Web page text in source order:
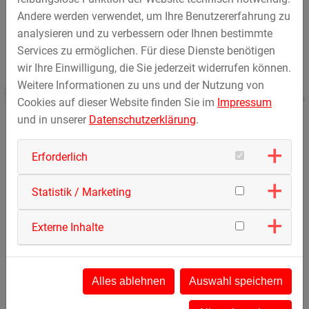
20 Personen/Zug
pph: 820
Beim Laden des Videos werden externe Inhalte und
Cookies von Vimeo geladen.
Datenschutzerklärung.
Andere werden verwendet, um Ihre Benutzererfahrung zu
analysieren und zu verbessern oder Ihnen bestimmte
Services zu ermöglichen. Für diese Dienste benötigen
wir Ihre Einwilligung, die Sie jederzeit widerrufen können.
Weitere Informationen zu uns und der Nutzung von
Cookies auf dieser Website finden Sie im Impressum
und in unserer Datenschutzerklärung.
Erforderlich
Statistik / Marketing
Externe Inhalte
Alles ablehnen Auswahl speichern